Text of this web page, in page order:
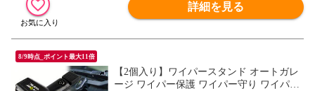
詳細を見る
8/9時点_ポイント最大11倍
【2個入り】ワイパースタンド オートガレ
ージ ワイパー保護 ワイパー守り ワイパー